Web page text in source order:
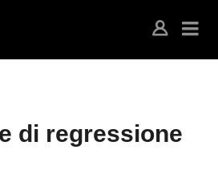
di regressione